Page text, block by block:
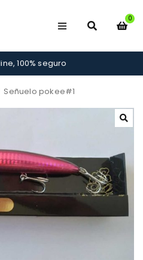
0
100% seguro
Señuelo pokee#1